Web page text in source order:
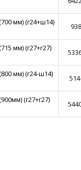
мм) (г24+ш14)
мм) (г27+г27)
мм) (г24-ш14)
(г27+г27)